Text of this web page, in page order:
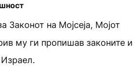
Законот на Мојсеја, Мојот
му ги пропишав законите и